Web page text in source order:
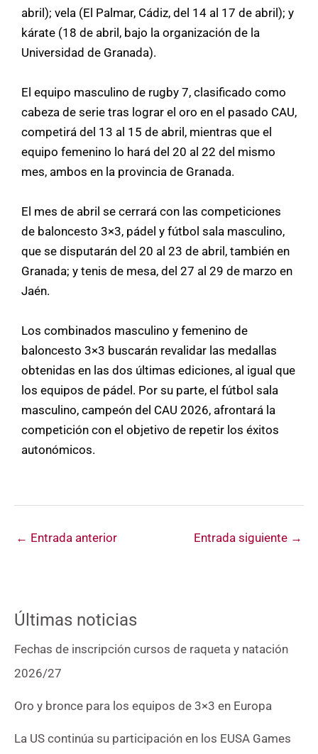
abril); vela (El Palmar, Cádiz, del 14 al 17 de abril); y
kárate (18 de abril, bajo la organización de la
Universidad de Granada).
El equipo masculino de rugby 7, clasificado como
cabeza de serie tras lograr el oro en el pasado CAU,
competirá del 13 al 15 de abril, mientras que el
equipo femenino lo hará del 20 al 22 del mismo
mes, ambos en la provincia de Granada.
El mes de abril se cerrará con las competiciones
de baloncesto 3×3, pádel y fútbol sala masculino,
que se disputarán del 20 al 23 de abril, también en
Granada; y tenis de mesa, del 27 al 29 de marzo en
Jaén.
Los combinados masculino y femenino de
baloncesto 3×3 buscarán revalidar las medallas
obtenidas en las dos últimas ediciones, al igual que
los equipos de pádel. Por su parte, el fútbol sala
masculino, campeón del CAU 2026, afrontará la
competición con el objetivo de repetir los éxitos
autonómicos.
← Entrada anterior Entrada siguiente →
Últimas noticias
Fechas de inscripción cursos de raqueta y natación
2026/27
Oro y bronce para los equipos de 3×3 en Europa
La US continúa su participación en los EUSA Games